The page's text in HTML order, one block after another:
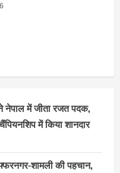
नेपाल में जीता रजत पदक,
में किया शानदार
शामली की पहचान,